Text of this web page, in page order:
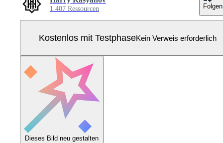
1.407 Ressourcen Folgen
Kostenlos mit TestphaseKein Verweis erforderlich
Dieses Bild neu gestalten